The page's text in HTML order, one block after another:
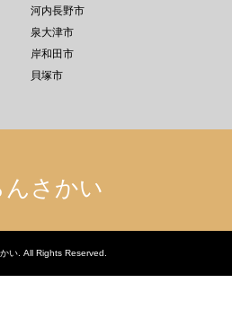
河内長野市
泉大津市
岸和田市
貝塚市
んさかい
い. All Rights Reserved.